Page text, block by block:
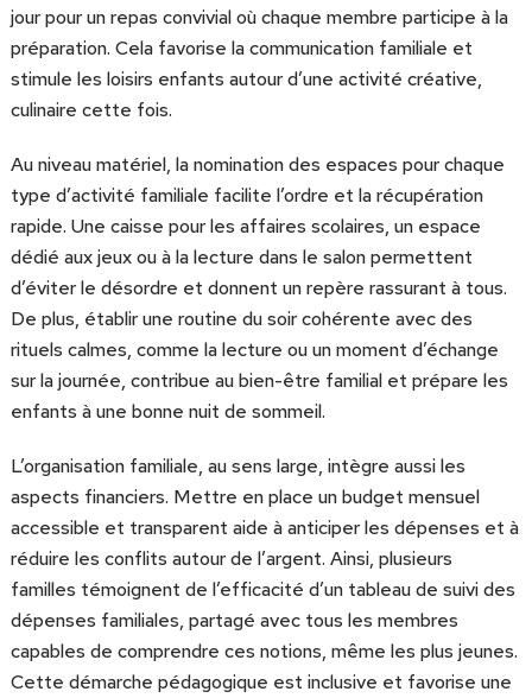
jour pour un repas convivial où chaque membre participe à la
préparation. Cela favorise la communication familiale et
stimule les loisirs enfants autour d’une activité créative,
culinaire cette fois.
Au niveau matériel, la nomination des espaces pour chaque
type d’activité familiale facilite l’ordre et la récupération
rapide. Une caisse pour les affaires scolaires, un espace
dédié aux jeux ou à la lecture dans le salon permettent
d’éviter le désordre et donnent un repère rassurant à tous.
De plus, établir une routine du soir cohérente avec des
rituels calmes, comme la lecture ou un moment d’échange
sur la journée, contribue au bien-être familial et prépare les
enfants à une bonne nuit de sommeil.
L’organisation familiale, au sens large, intègre aussi les
aspects financiers. Mettre en place un budget mensuel
accessible et transparent aide à anticiper les dépenses et à
réduire les conflits autour de l’argent. Ainsi, plusieurs
familles témoignent de l’efficacité d’un tableau de suivi des
dépenses familiales, partagé avec tous les membres
capables de comprendre ces notions, même les plus jeunes.
Cette démarche pédagogique est inclusive et favorise une